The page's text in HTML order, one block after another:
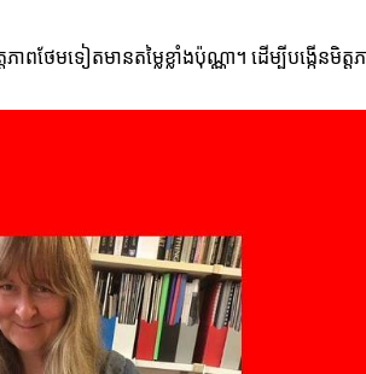
ថែមទៀតមានតម្លៃខ្លាំងប៉ុណ្ណា។ ដើម្បីបង្កើនមិត្